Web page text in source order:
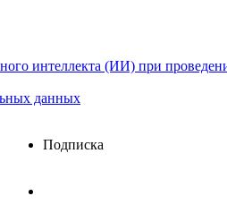
интеллекта (ИИ) при
данных
Подписка